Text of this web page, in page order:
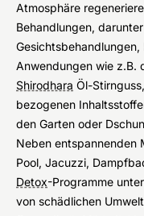
Atmosphäre
Behandlungen,
Anwendungen wie z.B.
Shirodhara Öl-
bezogenen
den Garten oder
Neben entspannenden
Pool, Jacuzzi,
Detox-Programme
von schädlichen